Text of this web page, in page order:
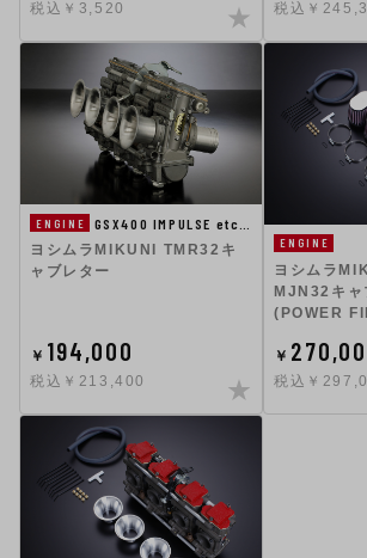
税込￥3,520 税込￥
ENGINE
GSX400 IMPULSE etc…
ヨシムラMIKUNI TMR32キ
ャブレター
￥ 194,000
税込￥213,400
ENGINE
ヨシムラ
MJN32キャ
(POWER
￥
税込￥